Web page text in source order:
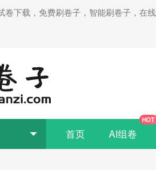
卷下载，免费刷卷子，智能刷卷子，在
首页 AI组卷
HOT